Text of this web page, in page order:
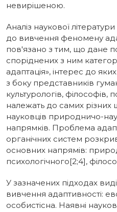
невирішеною.
Аналіз наукової
до вивчення феномену
пов'язано з тим, що дане
споріднених з ним
адаптація», інтерес до
з боку представників
культурологів, філософів,
належать до самих різних
науковців природничо-
напрямків. Проблема
органічних систем
основних напрямів:
психологічного[2;4],
У зазначених підходах
вивчення адаптивності:
особистісна. Наявні